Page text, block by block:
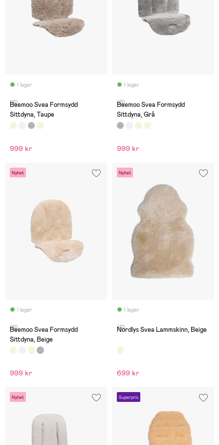
I lager
(0)
Beemoo Svea Formsydd
Sittdyna, Taupe
999 kr
I lager
(0)
Beemoo Svea Formsydd
Sittdyna, Grå
999 kr
Nyhet
I lager
(0)
Beemoo Svea Formsydd
Sittdyna, Beige
999 kr
Nyhet
I lager
(0)
Nordlys Svea Lammskinn, Beige
699 kr
Nyhet Superpris